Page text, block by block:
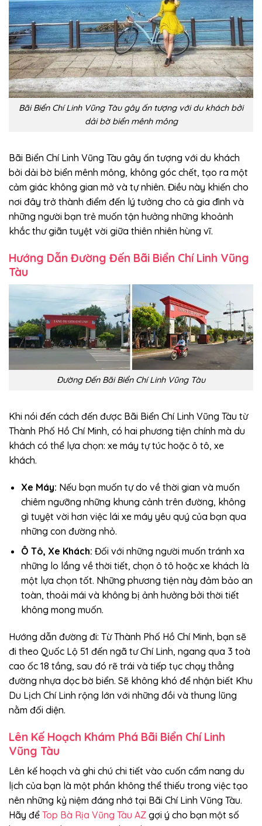
Bãi Biển Chí Linh Vũng Tàu gây ấn tượng với du khách bởi
dải bờ biển mênh mông
Bãi Biển Chí Linh Vũng Tàu gây ấn tượng với du khách
bởi dải bờ biển mênh mông, không góc chết, tạo ra một
cảm giác không gian mở và tự nhiên. Điều này khiến cho
nơi đây trở thành điểm đến lý tưởng cho cả gia đình và
những người bạn trẻ muốn tận hưởng những khoảnh
khắc thư giãn tuyệt vời giữa thiên nhiên hùng vĩ.
Hướng Dẫn Đường Đến Bãi Biển Chí Linh Vũng
Tàu
Đường Đến Bãi Biển Chí Linh Vũng Tàu
Khi nói đến cách đến được Bãi Biển Chí Linh Vũng Tàu từ
Thành Phố Hồ Chí Minh, có hai phương tiện chính mà du
khách có thể lựa chọn: xe máy tự túc hoặc ô tô, xe
khách.
Xe Máy: Nếu bạn muốn tự do về thời gian và muốn
chiêm ngưỡng những khung cảnh trên đường, không
gì tuyệt vời hơn việc lái xe máy yêu quý của bạn qua
những con đường nhỏ.
Ô Tô, Xe Khách: Đối với những người muốn tránh xa
những lo lắng về thời tiết, chọn ô tô hoặc xe khách là
một lựa chọn tốt. Những phương tiện này đảm bảo an
toàn, thoải mái và không bị ảnh hưởng bởi thời tiết
không mong muốn.
Hướng dẫn đường đi: Từ Thành Phố Hồ Chí Minh, bạn sẽ
đi theo Quốc Lộ 51 đến ngã tư Chí Linh, ngang qua 3 toà
cao ốc 18 tầng, sau đó rẽ trái và tiếp tục chạy thẳng
đường nhựa dọc bờ biển. Sẽ không khó để nhận biết Khu
Du Lịch Chí Linh rộng lớn với những đồi và thung lũng
nằm đối diện.
Lên Kế Hoạch Khám Phá Bãi Biển Chí Linh
Vũng Tàu
Lên kế hoạch và ghi chú chi tiết vào cuốn cẩm nang du
lịch của bạn là một phần không thể thiếu trong việc tạo
nên những kỷ niệm đáng nhớ tại Bãi Chí Linh Vũng Tàu.
Hãy để Top Bà Rịa Vũng Tàu AZ gợi ý cho bạn một số